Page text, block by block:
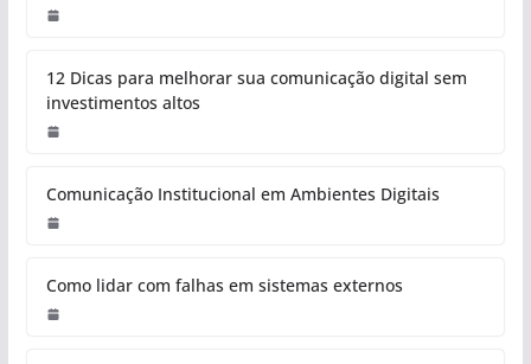
12 Dicas para melhorar sua comunicação digital sem
investimentos altos
Comunicação Institucional em Ambientes Digitais
Como lidar com falhas em sistemas externos